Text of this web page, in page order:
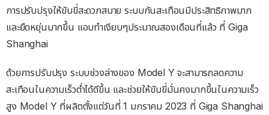
การปรับปรุงให้ขับขี่สะดวกสบาย ระบบกันสะเทือนมีประสิทธิภาพมาก
และยืดหยุ่นมากขึ้น แอบทำเงียบๆประมาณสองเดือนที่แล้ว ที่ Giga
Shanghai
ด้วยการปรับปรุง ระบบช่วงล่างของ Model Y จะสามารถลดความ
สะเทือนในความเร็วต่ำได้ดีขึ้น และช่วยให้ขับขี่มั่นคงมากขึ้นในความเร็ว
สูง Model Y ที่ผลิตตั้งแต่วันที่ 1 มกราคม 2023 ที่ Giga Shanghai